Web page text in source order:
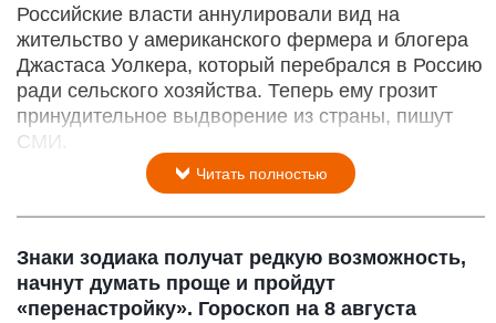
Российские власти аннулировали вид на
жительство у американского фермера и блогера
Джастаса Уолкера, который перебрался в Россию
ради сельского хозяйства. Теперь ему грозит
принудительное выдворение из страны, пишут
СМИ.
Читать полностью
Знаки зодиака получат редкую возможность,
начнут думать проще и пройдут
«перенастройку». Гороскоп на 8 августа